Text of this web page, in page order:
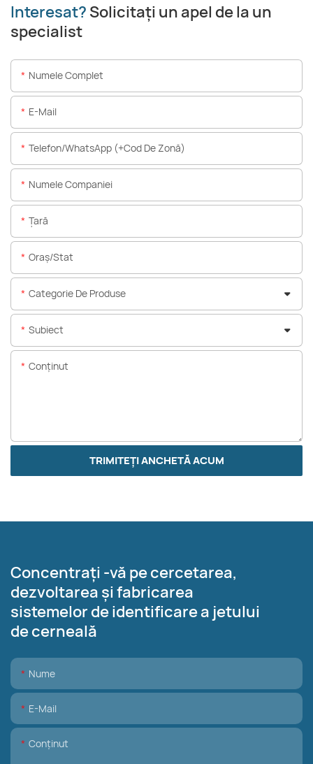
Interesat? Solicitați un apel de la un
specialist
Numele Complet
E-Mail
Telefon/WhatsApp (+Cod De Zonă)
Numele Companiei
Ţară
Oraș/stat
Categorie De Produse
Subiect
Conţinut
TRIMITEȚI ANCHETĂ ACUM
Concentrați -vă pe cercetarea,
dezvoltarea și fabricarea
sistemelor de identificare a jetului
de cerneală
Nume
E-Mail
Conţinut